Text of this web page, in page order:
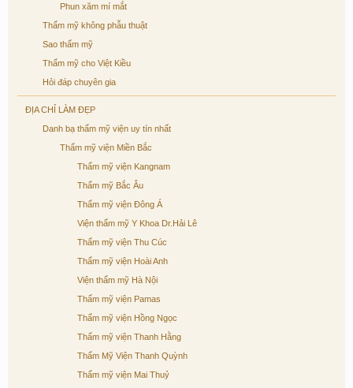
Phun xăm mí mắt
Thẩm mỹ không phẫu thuật
Sao thẩm mỹ
Thẩm mỹ cho Việt Kiều
Hỏi đáp chuyên gia
ĐỊA CHỈ LÀM ĐẸP
Danh bạ thẩm mỹ viện uy tín nhất
Thẩm mỹ viện Miền Bắc
Thẩm mỹ viện Kangnam
Thẩm mỹ Bắc Âu
Thẩm mỹ viện Đông Á
Viện thẩm mỹ Y Khoa Dr.Hải Lê
Thẩm mỹ viện Thu Cúc
Thẩm mỹ viện Hoài Anh
Viện thẩm mỹ Hà Nội
Thẩm mỹ viện Pamas
Thẩm mỹ viện Hồng Ngọc
Thẩm mỹ viện Thanh Hằng
Thẩm Mỹ Viện Thanh Quỳnh
Thẩm mỹ viện Mai Thuỷ